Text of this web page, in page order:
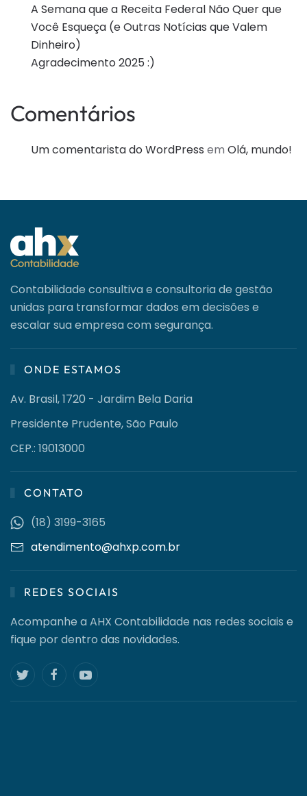
A Semana que a Receita Federal Não Quer que
Você Esqueça (e Outras Notícias que Valem
Dinheiro)
Agradecimento 2025 :)
Comentários
Um comentarista do WordPress em Olá, mundo!
Contabilidade consultiva e consultoria de gestão
unidas para transformar dados em decisões e
escalar sua empresa com segurança.
ONDE ESTAMOS
Av. Brasil, 1720 - Jardim Bela Daria
Presidente Prudente, São Paulo
CEP.: 19013000
CONTATO
(18) 3199-3165
atendimento@ahxp.com.br
REDES SOCIAIS
Acompanhe a AHX Contabilidade nas redes sociais e
fique por dentro das novidades.